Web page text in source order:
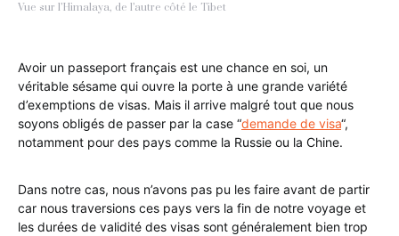
Vue sur l’Himalaya, de l’autre côté le Tibet
Avoir un passeport français est une chance en soi, un
véritable sésame qui ouvre la porte à une grande variété
d’exemptions de visas. Mais il arrive malgré tout que nous
soyons obligés de passer par la case “demande de visa“,
notamment pour des pays comme la Russie ou la Chine.
Dans notre cas, nous n’avons pas pu les faire avant de partir
car nous traversions ces pays vers la fin de notre voyage et
les durées de validité des visas sont généralement bien trop